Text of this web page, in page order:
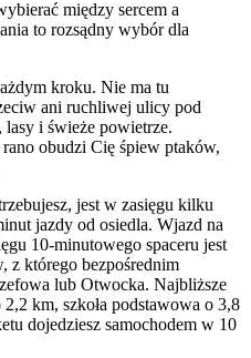
między sercem a
to rozsądny wybór dla
kroku. Nie ma tu
ani ruchliwej ulicy pod
lasy i świeże powietrze.
obudzi Cię śpiew ptaków,
jest w zasięgu kilku
jazdy od osiedla. Wjazd na
10-minutowego spaceru jest
z którego bezpośrednim
lub Otwocka. Najbliższe
km, szkoła podstawowa o 3,8
dojedziesz samochodem w 10